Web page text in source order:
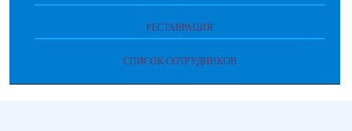
РЕСТАВРАЦИЯ
СПИСОК СОТРУДНИКОВ